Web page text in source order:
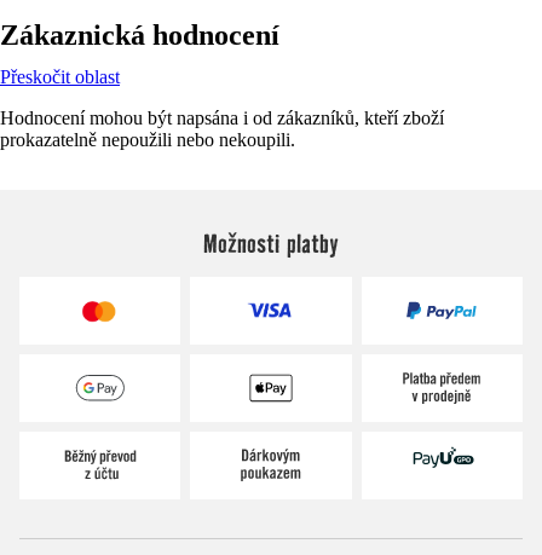
Zákaznická hodnocení
Přeskočit oblast
Hodnocení mohou být napsána i od zákazníků, kteří zboží
prokazatelně nepoužili nebo nekoupili.
Možnosti platby